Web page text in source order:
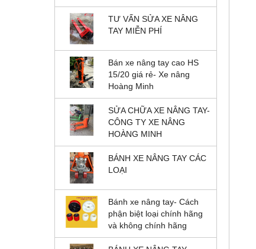
TƯ VẤN SỬA XE NÂNG
TAY MIỄN PHÍ
Bán xe nâng tay cao HS
15/20 giá rẻ- Xe nâng
Hoàng Minh
SỬA CHỮA XE NÂNG TAY-
CÔNG TY XE NÂNG
HOÀNG MINH
BÁNH XE NÂNG TAY CÁC
LOẠI
Bánh xe nâng tay- Cách
phận biệt loại chính hãng
và không chính hãng